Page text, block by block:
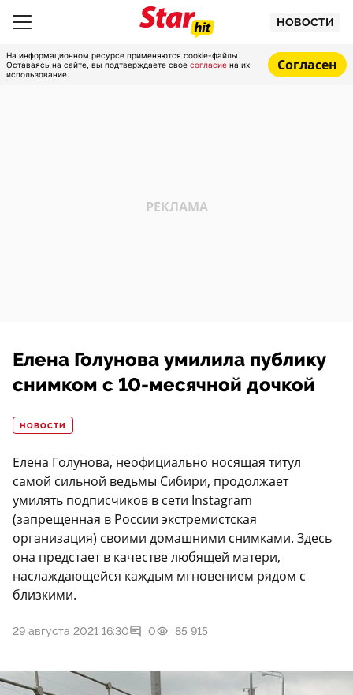
НОВОСТИ
На информационном ресурсе применяются cookie-файлы.
Оставаясь на сайте, вы подтверждаете свое согласие на их
использование.
Согласен
Елена Голунова умилила публику
снимком с 10-месячной дочкой
НОВОСТИ
Елена Голунова, неофициально носящая титул
самой сильной ведьмы Сибири, продолжает
умилять подписчиков в сети Instagram
(запрещенная в России экстремистская
организация) своими домашними снимками. Здесь
она предстает в качестве любящей матери,
наслаждающейся каждым мгновением рядом с
близкими.
29 августа 2021 16:30 0 85 915